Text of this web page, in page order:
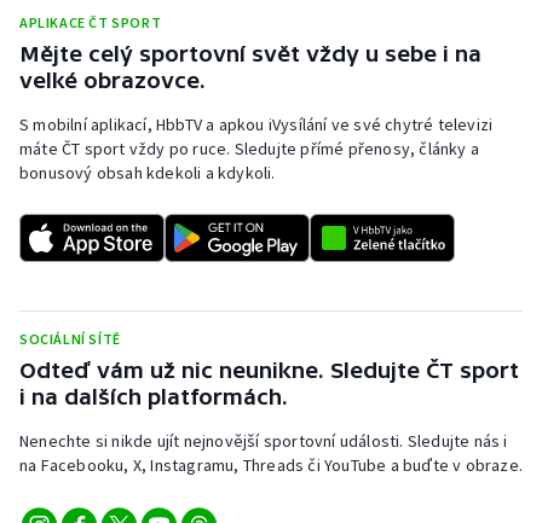
APLIKACE ČT SPORT
Mějte celý sportovní svět vždy u sebe i na
velké obrazovce.
S mobilní aplikací, HbbTV a apkou iVysílání ve své chytré televizi
máte ČT sport vždy po ruce. Sledujte přímé přenosy, články a
bonusový obsah kdekoli a kdykoli.
SOCIÁLNÍ SÍTĚ
Odteď vám už nic neunikne. Sledujte ČT sport
i na dalších platformách.
Nenechte si nikde ujít nejnovější sportovní události. Sledujte nás i
na Facebooku, X, Instagramu, Threads či YouTube a buďte v obraze.